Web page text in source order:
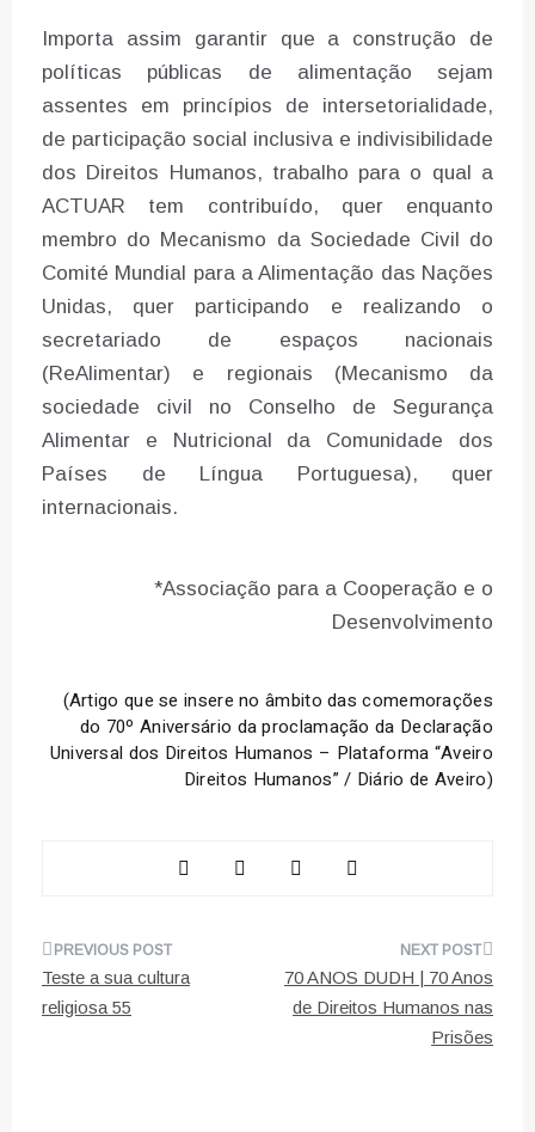
Importa assim garantir que a construção de
políticas públicas de alimentação sejam
assentes em princípios de intersetorialidade,
de participação social inclusiva e indivisibilidade
dos Direitos Humanos, trabalho para o qual a
ACTUAR tem contribuído, quer enquanto
membro do Mecanismo da Sociedade Civil do
Comité Mundial para a Alimentação das Nações
Unidas, quer participando e realizando o
secretariado de espaços nacionais
(ReAlimentar) e regionais (Mecanismo da
sociedade civil no Conselho de Segurança
Alimentar e Nutricional da Comunidade dos
Países de Língua Portuguesa), quer
internacionais.
*Associação para a Cooperação e o
Desenvolvimento
(Artigo que se insere no âmbito das comemorações
do 70º Aniversário da proclamação da Declaração
Universal dos Direitos Humanos – Plataforma “Aveiro
Direitos Humanos” / Diário de Aveiro)
Navegação
de
Teste a sua cultura
religiosa 55
70 ANOS DUDH | 70 Anos
de Direitos Humanos nas
Prisões